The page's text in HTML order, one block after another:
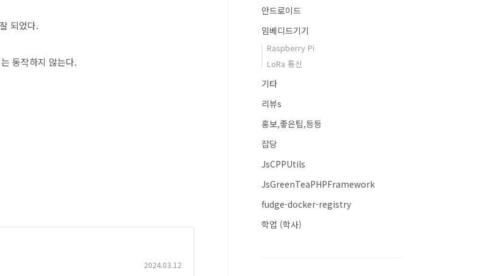
되었다.
동작하지 않는다.
2024.03.12
안드로이드
임베디드기기
Raspberry Pi
LoRa 통신
기타
리뷰s
홍보,좋은팁,등등
잡당
JsCPPUtils
JsGreenTeaPHPFramework
fudge-docker-registry
학업 (학사)